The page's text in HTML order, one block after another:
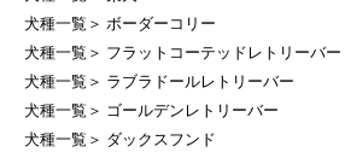
犬種一覧 ＞ ボーダーコリー
犬種一覧 ＞ フラットコーテッドレトリーバー
犬種一覧 ＞ ラブラドールレトリーバー
犬種一覧 ＞ ゴールデンレトリーバー
犬種一覧 ＞ ダックスフンド